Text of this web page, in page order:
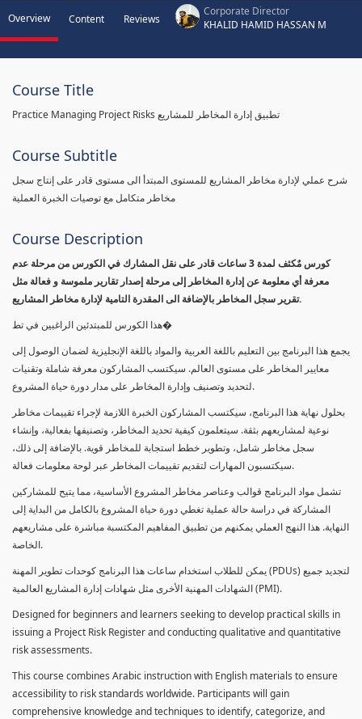
Overview Content Reviews
Corporate Director
KHALID HAMID HASSAN M
Course Title
Practice Managing Project Risks تطبيق إدارة المخاطر للمشاريع
Course Subtitle
شرح عملي لإدارة مخاطر المشاريع للمستوى المبتدأ الى مستوى قادر على إنتاج سجل
مخاطر متكامل مع توصيات الخبرة العملية
Course Description
كورس مٌكثف لمدة 3 ساعات قادر على نقل المشارك في الكورس من مرحلة عدم
معرفة أي معلومة عن إدارة المخاطر إلى مرحلة إصدار تقارير ملموسة و فعالة مثل
تقرير سجل المخاطر بالإضافة الى المقدرة التامية لإدارة مخاطر المشاريع.
هذا الكورس للمبتدئين الراغبين في تط�
يجمع هذا البرنامج بين التعليم باللغة العربية والمواد باللغة الإنجليزية لضمان الوصول إلى
معايير المخاطر على مستوى العالم. سيكتسب المشاركون معرفة شاملة وتقنيات
لتحديد وتصنيف وإدارة المخاطر على مدار دورة حياة المشروع.
بحلول نهاية هذا البرنامج، سيكتسب المشاركون الخبرة اللازمة لإجراء تقييمات مخاطر
نوعية لمشاريعهم بثقة. سيتعلمون كيفية تحديد المخاطر، وتصنيفها بفعالية، وإنشاء
سجل مخاطر شامل، وتطوير خطط استجابة للمخاطر قوية. بالإضافة إلى ذلك،
سيكتسبون المهارات لتقديم تقييمات المخاطر عبر لوحة معلومات فعالة.
تشمل مواد البرنامج قوالب وعناصر مخاطر المشروع الأساسية، مما يتيح للمشاركين
المشاركة في دراسة حالة عملية تغطي دورة حياة المشروع بالكامل من البداية إلى
النهاية. هذا النهج العملي يمكنهم من تطبيق المفاهيم المكتسبة مباشرة على مشاريعهم
الخاصة.
يمكن للطلاب استخدام ساعات هذا البرنامج كوحدات تطوير المهنة (PDUs) لتجديد جميع
الشهادات المهنية الأخرى مثل شهادات إدارة المشاريع العالمية (PMI).
Designed for beginners and learners seeking to develop practical skills in
issuing a Project Risk Register and conducting qualitative and quantitative
risk assessments.
This course combines Arabic instruction with English materials to ensure
accessibility to risk standards worldwide. Participants will gain
comprehensive knowledge and techniques to identify, categorize, and